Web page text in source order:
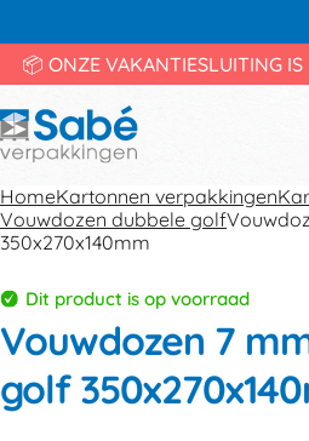
📦 ONZE VAKANTIESLUITING
HomeKartonnen verpakkingen
Vouwdozen dubbele golf
350x270x140mm
Dit product is op voorraad
Vouwdozen 7
golf